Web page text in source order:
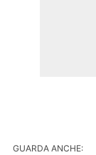
GUARDA ANCHE: